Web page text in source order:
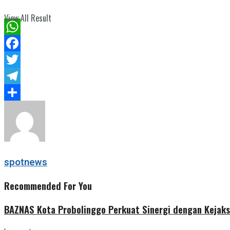
View All Result
WhatsApp
Facebook
Twitter
Telegram
Share
spotnews
Recommended For You
BAZNAS Kota Probolinggo Perkuat Sinergi dengan